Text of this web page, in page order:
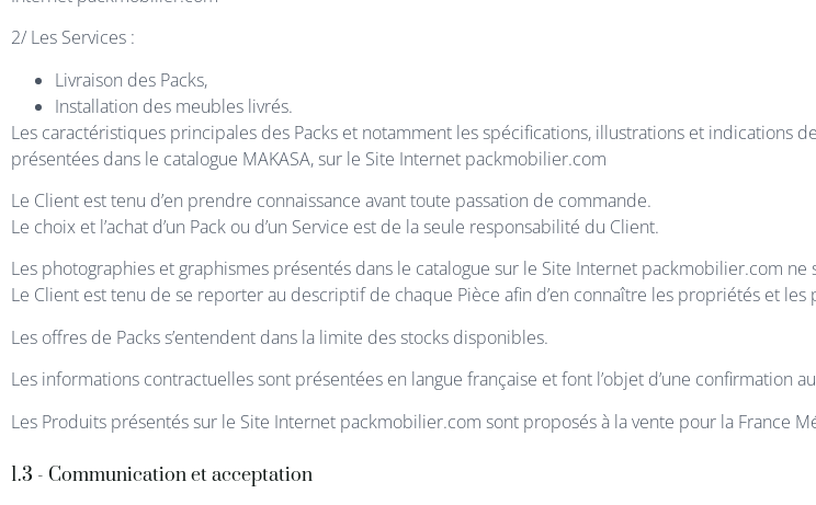
2/ Les Services :
Livraison des Packs,
Installation des meubles livrés.
Les caractéristiques principales des Packs et notamment les spécifications, illustrations et indications
présentées dans le catalogue MAKASA, sur le Site Internet packmobilier.com
Le Client est tenu d’en prendre connaissance avant toute passation de commande.
Le choix et l’achat d’un Pack ou d’un Service est de la seule responsabilité du Client.
Les photographies et graphismes présentés dans le catalogue sur le Site Internet packmobilier.com
Le Client est tenu de se reporter au descriptif de chaque Pièce afin d’en connaître les propriétés et les
Les offres de Packs s’entendent dans la limite des stocks disponibles.
Les informations contractuelles sont présentées en langue française et font l’objet d’une confirmation
Les Produits présentés sur le Site Internet packmobilier.com sont proposés à la vente pour la France
1.3 - Communication et acceptation